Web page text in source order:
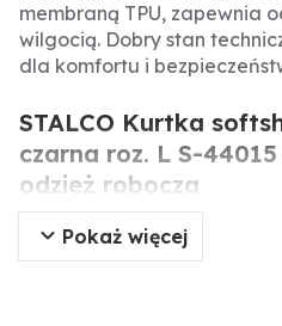
membraną TPU, zapewnia
wilgocią. Dobry stan
dla komfortu i
STALCO Kurtka
czarna roz. L S-
odzież robocza
Oryginalna kurtka softshell
element odzieży ochronnej
Pokaż więcej